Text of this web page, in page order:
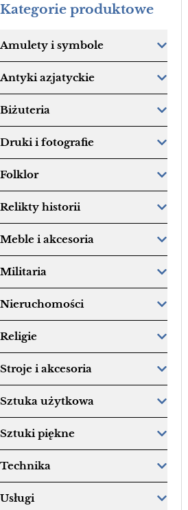
Kategorie produktowe
Amulety i symbole
Antyki azjatyckie
Biżuteria
Druki i fotografie
Folklor
Relikty historii
Meble i akcesoria
Militaria
Nieruchomości
Religie
Stroje i akcesoria
Sztuka użytkowa
Sztuki piękne
Technika
Usługi